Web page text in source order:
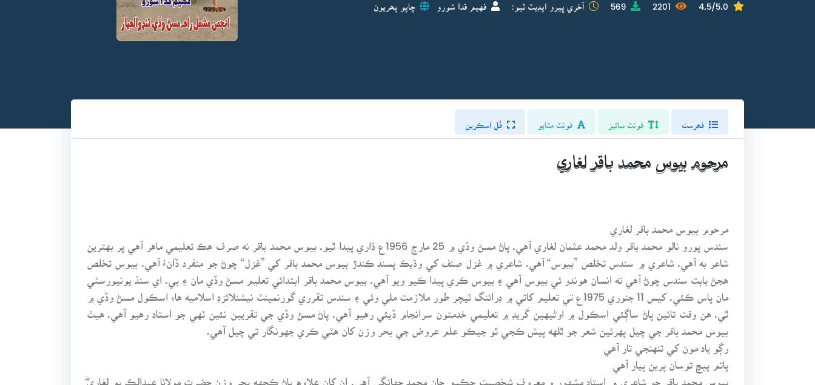
4.5/5.0
2201
569 آخري ڀيرو اپڊيٽ ٿيو: فهيم فدا شورو ڇاپو پھريون
فونٽ سائيز فونٽ مٽايو فُل اسڪرين
مرحوم بيوس محمد باقر لغاري
مرحوم بيوس محمد باقر لغاري
سندس پورو نالو محمد باقر ولد محمد عثمان لغاري آهي. پاڻ مسڻ وڏي ۾ 25 مارچ 1956ع ڌاري پيدا ٿيو. بيوس محمد باقر نه صرف هڪ تعليمي ماهر آهي پر بهترين
شاعر به آهي. شاعري ۾ سندس تخلص ”بيوس“ آهي. شاعري ۾ غزل صنف کي وڌيڪ پسند ڪندڙ بيوس محمد باقر کي ”غزل“ چوڻ جو منفرد ڏانءُ آهي. بيوس تخلص
هجڻ بابت سندس چوڻ آهي ته انسان هوندو ئي بيوس آهي ۽ بيوس ڪري پيدا ڪيو ويو آهي. بيوس محمد باقر ابتدائي تعليم مسڻ وڏي مان ۽ بي. اي سنڌ يونيورسٽي
مان پاس ڪئي. کيس 11 جنوري 1975ع تي تعليم کاتي ۾ ڊرائنگ ٽيچر طور ملازمت ملي وئي ۽ سندس تقرري گورنمينٽ نيشنلائزڊ اسلاميه هاءِ اسڪول مسڻ وڏي ۾
ٿي. هن وقت تائين پاڻ ساڳئي اسڪول ۾ اوڻيهين گريڊ ۾ تعليمي خدمتون سرانجام ڏيئي رهيو آهي. پاڻ مسڻ وڏي جي تقريبن نئين ٽهي جو استاد رهيو آهي. هيٺ
بيوس محمد باقر جي چيل پهرئين شعر جو ٿلهه پيش ڪجي ٿو جيڪو علم عروض جي بحر وزن کان هٽي ڪري جهونگار تي چيل آهي.
رڳو ياد مون کي تنهنجي تار آهي
پاتم پيچ توسان پرين پيار آهي
بيوس محمد باقر جو شاعري ۾ استاد مشهور و معروف شخصيت حڪيم جان محمد جهانگي آهي. ان کان علاوه پاڻ ڪجهه بحر وزن حضرت مولانا عبدالڪريم لغاريؓ